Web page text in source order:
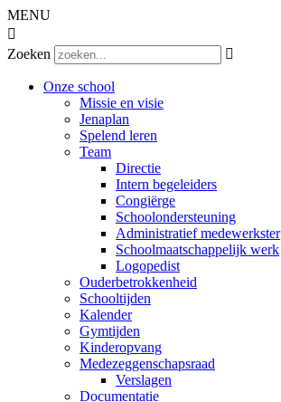
MENU

Zoeken

Onze school
Missie en visie
Jenaplan
Spelend leren
Team
Directie
Intern begeleiders
Congiërge
Schoolondersteuning
Administratief medewerkster
Schoolmaatschappelijk werk
Logopedist
Ouderbetrokkenheid
Schooltijden
Kalender
Gymtijden
Kinderopvang
Medezeggenschapsraad
Verslagen
Documentatie